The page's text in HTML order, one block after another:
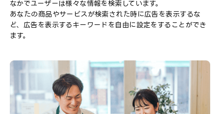
なかでユーザーは様々な情報を検索しています。
あなたの商品やサービスが検索された時に広告を表示するな
ど、広告を表示するキーワードを自由に設定をすることができ
ます。